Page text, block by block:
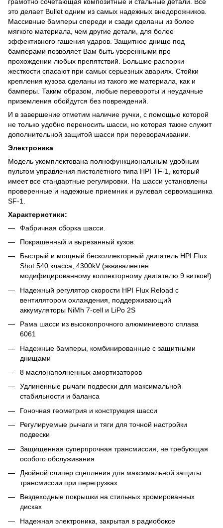
это делает Bullet одним из самых надежных внедорожников.
Массивные бамперы спереди и сзади сделаны из более
мягкого материала, чем другие детали, для более
эффективного гашения ударов. Защитное днище под
бамперами позволяет Вам быть уверенными про
прохождении любых препятствий. Большие распорки
жесткости спасают при самых серьезных авариях. Стойки
крепления кузова сделаны из такого же материала, как и
бамперы. Таким образом, любые перевороты и неудачные
приземления обойдутся без повреждений.
И в завершение отметим наличие ручки, с помощью которой
не только удобно переносить шасси, но которая также служит
дополнительной защитой шасси при переворачивании.
Электроника
Модель укомплектована полнофункциональным удобным
пультом управления пистолетного типа HPI TF-1, который
имеет все стандартные регулировки. На шасси установлены
проверенные и надежные приемник и рулевая сервомашинка
SF-1.
Характеристики:
Фабричная сборка шасси.
Покрашенный и вырезанный кузов.
Быстрый и мощный бесколлекторный двигатель HPI Flux
Shot 540 класса, 4300kV (эквивалентен
модифицированному коллекторному двигателю 9 витков!)
Надежный регулятор скорости HPI Flux Reload с
вентилятором охлаждения, поддерживающий
аккумуляторы NiMh 7-cell и LiPo 2S
Рама шасси из высокопрочного алюминиевого сплава
6061
Надежные бамперы, комбинированные с защитными
днищами
8 маслонаполненных амортизаторов
Удлиненные рычаги подвески для максимальной
стабильности и баланса
Гоночная геометрия и конструкция шасси
Регулируемые рычаги и тяги для точной настройки
подвески
Защищенная суперпрочная трансмиссия, не требующая
особого обслуживания
Двойной слипер сцепления для максимальной защиты
трансмиссии при перегрузках
Вездеходные покрышки на стильных хромированных
дисках
Надежная электроника, закрытая в радиобоксе